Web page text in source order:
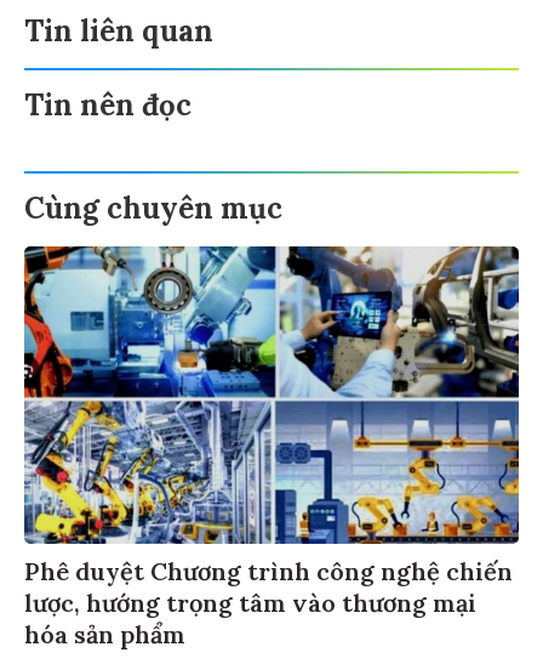
Tin liên quan
Tin nên đọc
Cùng chuyên mục
Phê duyệt Chương trình công nghệ chiến
lược, hướng trọng tâm vào thương mại
hóa sản phẩm